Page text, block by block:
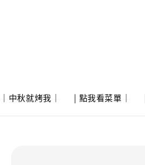
｜中秋就烤我｜ | 點我看菜單｜